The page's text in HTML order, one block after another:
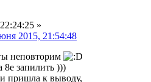
»
2015, 21:54:48
неповторим
8е запилить )))
пришла к выводу,